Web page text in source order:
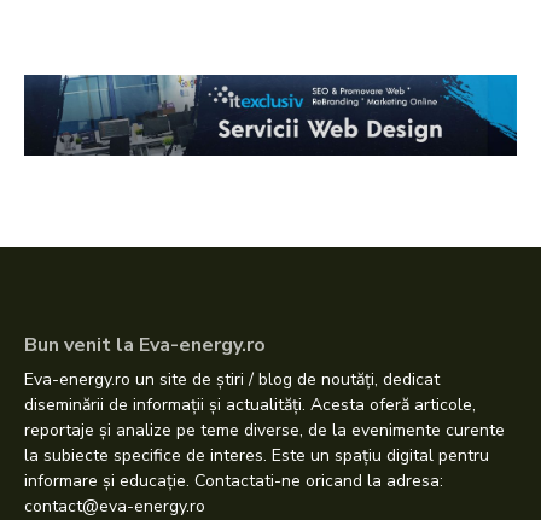
Bun venit la Eva-energy.ro
Eva-energy.ro un site de știri / blog de noutăți, dedicat
diseminării de informații și actualități. Acesta oferă articole,
reportaje și analize pe teme diverse, de la evenimente curente
la subiecte specifice de interes. Este un spațiu digital pentru
informare și educație. Contactati-ne oricand la adresa:
contact@eva-energy.ro